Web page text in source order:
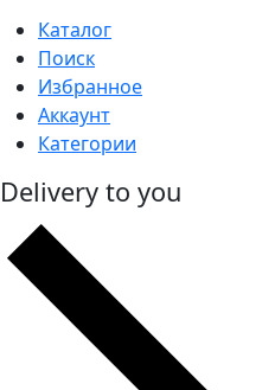
Каталог
Поиск
Избранное
Аккаунт
Категории
Delivery to you